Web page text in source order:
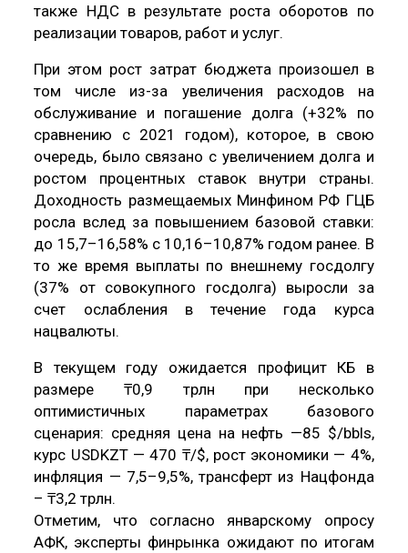
также НДС в результате роста оборотов по
реализации товаров, работ и услуг.
При этом рост затрат бюджета произошел в
том числе из-за увеличения расходов на
обслуживание и погашение долга (+32% по
сравнению с 2021 годом), которое, в свою
очередь, было связано с увеличением долга и
ростом процентных ставок внутри страны.
Доходность размещаемых Минфином РФ ГЦБ
росла вслед за повышением базовой ставки:
до 15,7–16,58% с 10,16–10,87% годом ранее. В
то же время выплаты по внешнему госдолгу
(37% от совокупного госдолга) выросли за
счет ослабления в течение года курса
нацвалюты.
В текущем году ожидается профицит КБ в
размере ₸0,9 трлн при несколько
оптимистичных параметрах базового
сценария: средняя цена на нефть —85 $/bbls,
курс USDKZT — 470 ₸/$, рост экономики — 4%,
инфляция — 7,5–9,5%, трансферт из Нацфонда
– ₸3,2 трлн.
Отметим, что согласно январскому опросу
АФК, эксперты финрынка ожидают по итогам